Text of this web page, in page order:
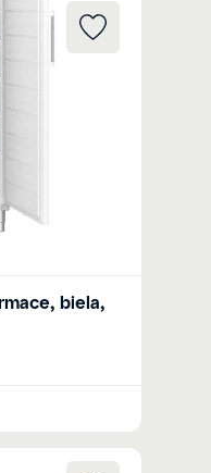
biela,